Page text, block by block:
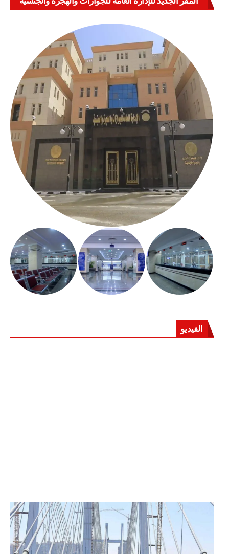
الفيديو
الرئيس عبد الفتاح السيسي يفتتح محور روض الفرج
وكوبري تحيا مصر